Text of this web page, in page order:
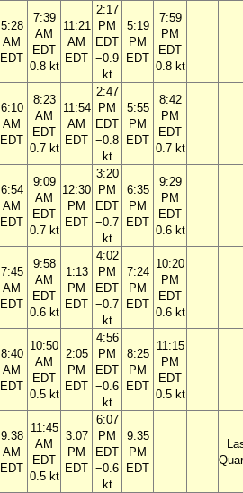
5:28
AM
EDT
7:39
AM
EDT
0.8 kt
11:21
AM
EDT
2:17
PM
EDT
−0.9
kt
5:19
PM
EDT
7:59
PM
EDT
0.8 kt
6:10
AM
EDT
8:23
AM
EDT
0.7 kt
11:54
AM
EDT
2:47
PM
EDT
−0.8
kt
5:55
PM
EDT
8:42
PM
EDT
0.7 kt
6:54
AM
EDT
9:09
AM
EDT
0.7 kt
12:30
PM
EDT
3:20
PM
EDT
−0.7
kt
6:35
PM
EDT
9:29
PM
EDT
0.6 kt
7:45
AM
EDT
9:58
AM
EDT
0.6 kt
1:13
PM
EDT
4:02
PM
EDT
−0.7
kt
7:24
PM
EDT
10:20
PM
EDT
0.6 kt
8:40
AM
EDT
10:50
AM
EDT
0.5 kt
2:05
PM
EDT
4:56
PM
EDT
−0.6
kt
8:25
PM
EDT
11:15
PM
EDT
0.5 kt
9:38
AM
EDT
11:45
AM
EDT
0.5 kt
3:07
PM
EDT
6:07
PM
EDT
−0.6
kt
9:35
PM
EDT